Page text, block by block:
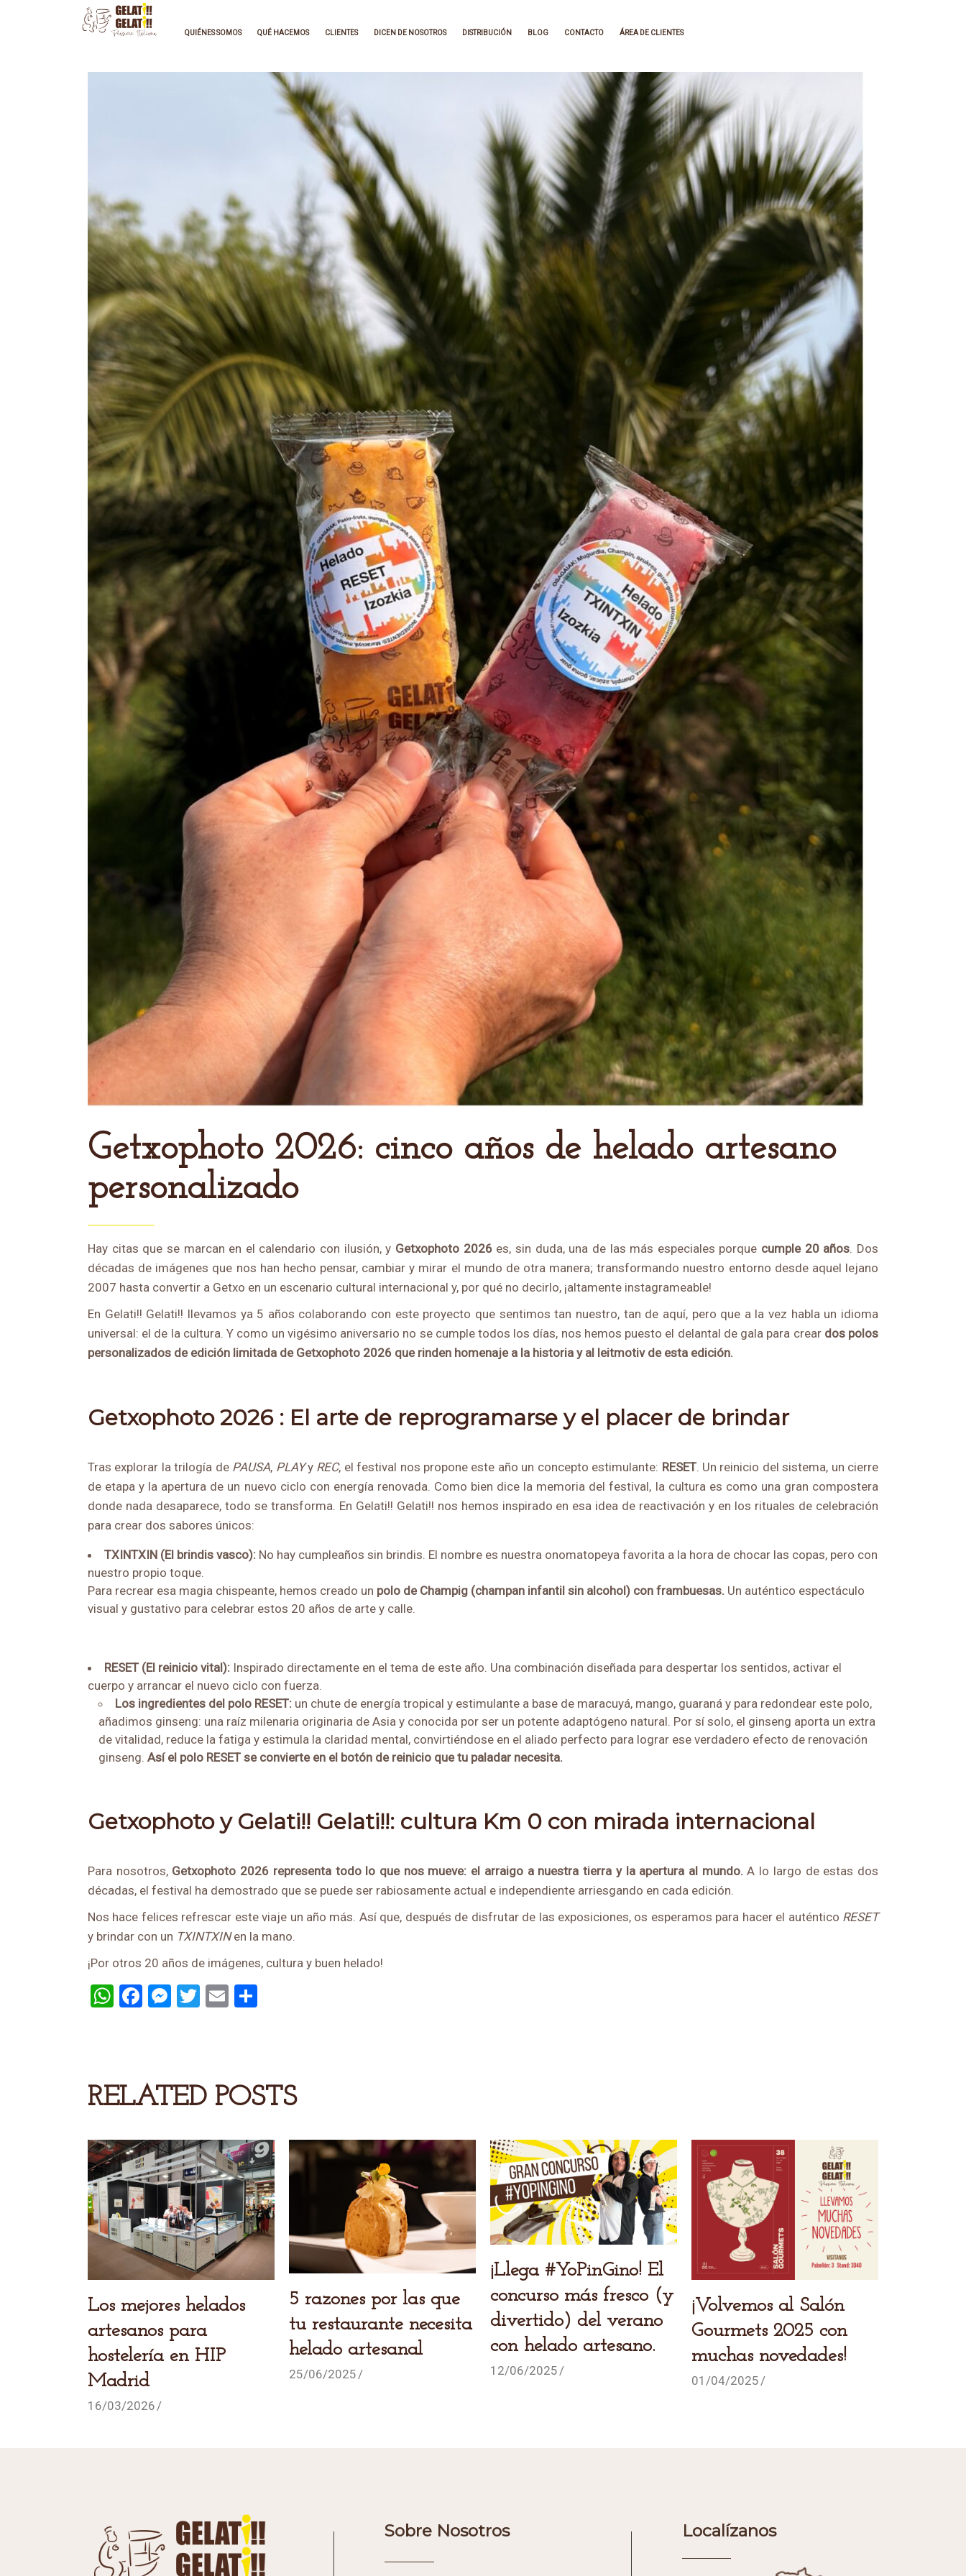
QUIÉNES SOMOS QUÉ HACEMOS CLIENTES DICEN DE NOSOTROS DISTRIBUCIÓN BLOG CONTACTO ÁREA DE CLIENTES
Getxophoto 2026: cinco años de helado artesano
personalizado
Hay citas que se marcan en el calendario con ilusión, y Getxophoto 2026es, sin duda, una de las más especiales porque cumple 20 años. Dos
décadas de imágenes que nos han hecho pensar, cambiar y mirar el mundo de otra manera; transformando nuestro entorno desde aquel lejano
2007 hasta convertir a Getxo en un escenario cultural internacional y, por qué no decirlo, ¡altamente instagrameable!
En Gelati!! Gelati!! llevamos ya 5 años colaborando con este proyecto que sentimos tan nuestro, tan de aquí, pero que a la vez habla un idioma
universal: el de la cultura. Y como un vigésimo aniversario no se cumple todos los días, nos hemos puesto el delantal de gala para crear dos polos
personalizados de edición limitada de Getxophoto 2026 que rinden homenaje a la historia y al leitmotiv de esta edición.
Getxophoto 2026 : El arte de reprogramarse y el placer de brindar
Tras explorar la trilogía de PAUSA, PLAYy REC, el festival nos propone este año un concepto estimulante: RESET. Un reinicio del sistema, un cierre
de etapa y la apertura de un nuevo ciclo con energía renovada. Como bien dice la memoria del festival, la cultura es como una gran compostera
donde nada desaparece, todo se transforma. En Gelati!! Gelati!! nos hemos inspirado en esa idea de reactivación y en los rituales de celebración
para crear dos sabores únicos:
TXINTXIN (El brindis vasco): No hay cumpleaños sin brindis. El nombre es nuestra onomatopeya favorita a la hora de chocar las copas, pero con
nuestro propio toque.
Para recrear esa magia chispeante, hemos creado un polo de Champig (champan infantil sin alcohol) con frambuesas. Un auténtico espectáculo
visual y gustativo para celebrar estos 20 años de arte y calle.
RESET (El reinicio vital): Inspirado directamente en el tema de este año. Una combinación diseñada para despertar los sentidos, activar el
cuerpo y arrancar el nuevo ciclo con fuerza.
Los ingredientes del polo RESET: un chute de energía tropical y estimulante a base de maracuyá, mango, guaraná y para redondear este polo,
añadimos ginseng: una raíz milenaria originaria de Asia y conocida por ser un potente adaptógeno natural. Por sí solo, el ginseng aporta un extra
de vitalidad, reduce la fatiga y estimula la claridad mental, convirtiéndose en el aliado perfecto para lograr ese verdadero efecto de renovación
ginseng. Así el polo RESET se convierte en el botón de reinicio que tu paladar necesita.
Getxophoto y Gelati!! Gelati!!: cultura Km 0 con mirada internacional
Para nosotros, Getxophoto 2026 representa todo lo que nos mueve: el arraigo a nuestra tierra y la apertura al mundo. A lo largo de estas dos
décadas, el festival ha demostrado que se puede ser rabiosamente actual e independiente arriesgando en cada edición.
Nos hace felices refrescar este viaje un año más. Así que, después de disfrutar de las exposiciones, os esperamos para hacer el auténtico RESET
y brindar con un TXINTXINen la mano.
¡Por otros 20 años de imágenes, cultura y buen helado!
WhatsApp
Facebook
Messenger
Twitter
Email
RELATED POSTS
Los mejores helados
artesanos para
hostelería en HIP
Madrid
16/03/2026
5 razones por las que
tu restaurante necesita
helado artesanal
25/06/2025
¡Llega #YoPinGino! El
concurso más fresco (y
divertido) del verano
con helado artesano.
12/06/2025
¡Volvemos al Salón
Gourmets 2025 con
muchas novedades!
01/04/2025
Sobre Nosotros Localízanos